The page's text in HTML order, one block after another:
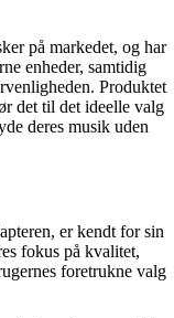
på markedet, og har
enheder, samtidig
Produktet
det til det ideelle valg
deres musik uden
er kendt for sin
fokus på kvalitet,
foretrukne valg